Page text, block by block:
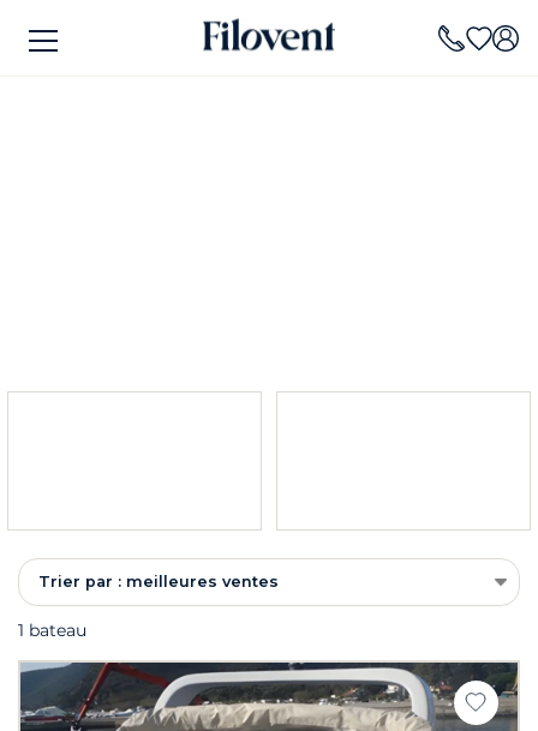
Trier par : meilleures ventes
1 bateau